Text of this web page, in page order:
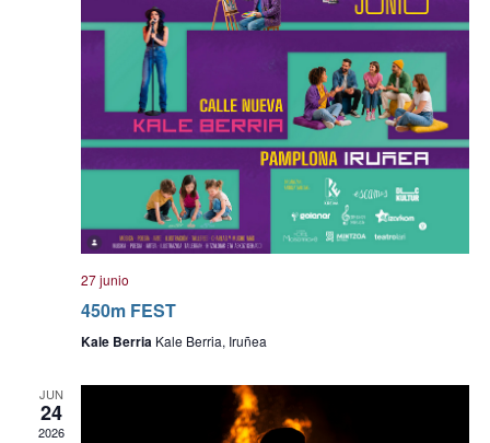
27 junio
450m FEST
Kale Berria Kale Berria, Iruñea
JUN
24
2026